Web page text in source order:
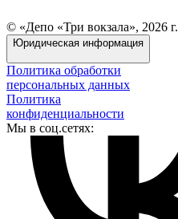
© «Депо «Три вокзала», 2026 г.
Юридическая информация
Политика обработки
персональных данных
Политика
конфиденциальности
Мы в соц.сетях: